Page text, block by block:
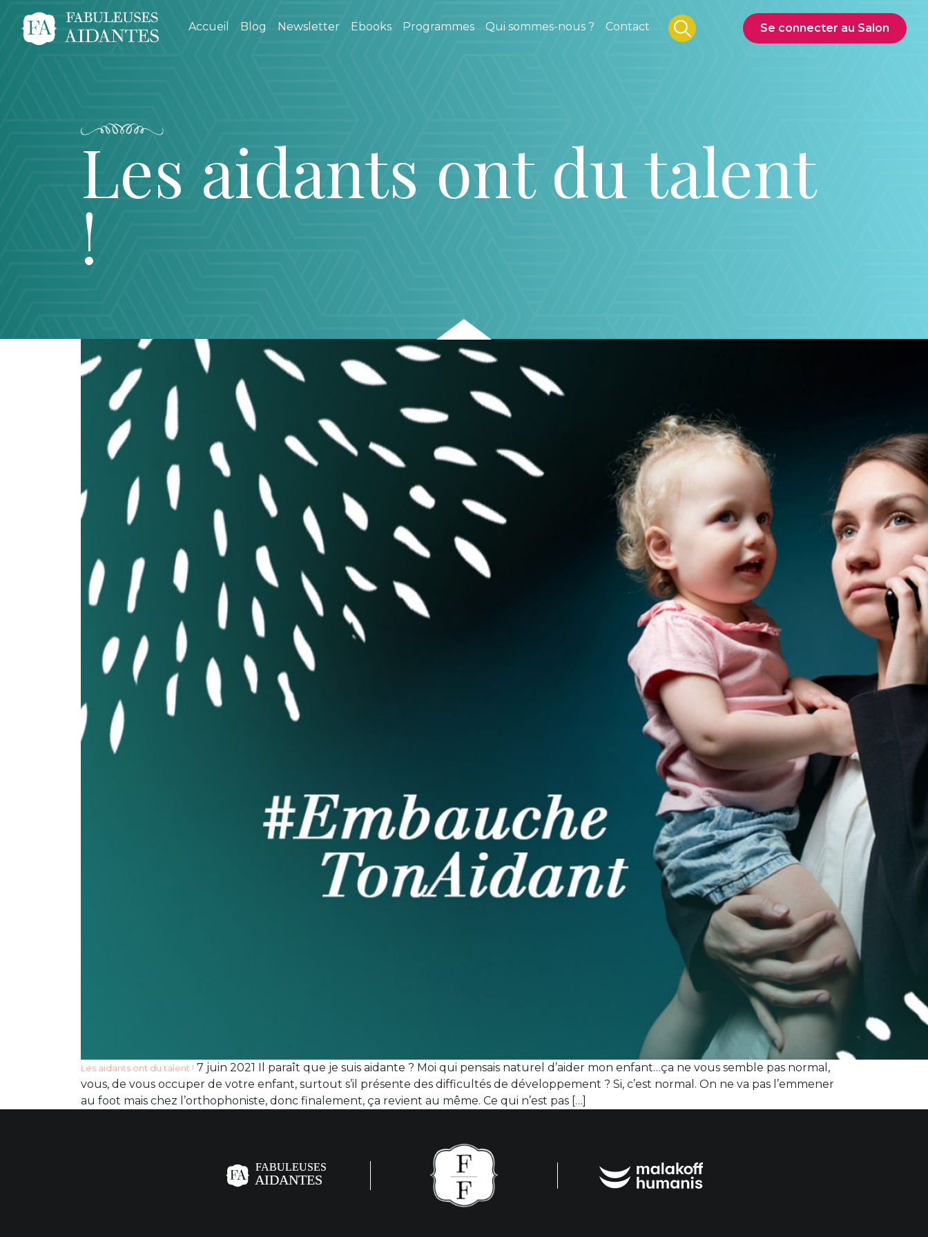
Accueil Blog Newsletter Ebooks Programmes Qui sommes-nous ? Contact Se connecter au Salon
Les aidants ont du talent
!
Les aidants ont du talent ! 7 juin 2021 Il paraît que je suis aidante ? Moi qui pensais naturel d’aider mon enfant…ça ne vous semble pas normal,
vous, de vous occuper de votre enfant, surtout s’il présente des difficultés de développement ? Si, c’est normal. On ne va pas l’emmener
au foot mais chez l’orthophoniste, donc finalement, ça revient au même. Ce qui n’est pas […]